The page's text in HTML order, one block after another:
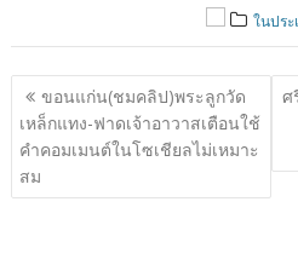
ในประ
แนะแนว
เรื่อง
ขอนแก่น(ชมคลิป)พระลูกวัด
เหล็กแทง-ฟาดเจ้าอาวาสเตือนใช้
คำคอมเมนต์ในโซเชียลไม่เหมาะ
สม
ศ